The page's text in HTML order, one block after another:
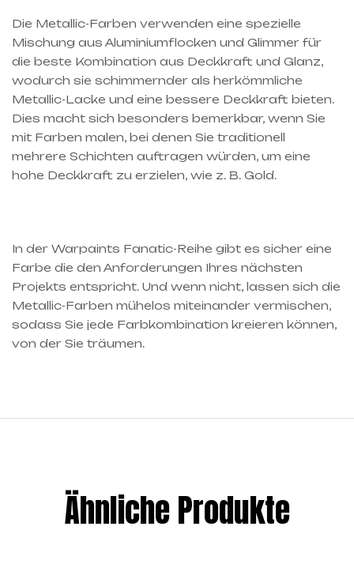
Die Metallic-Farben verwenden eine spezielle
Mischung aus Aluminiumflocken und Glimmer für
die beste Kombination aus Deckkraft und Glanz,
wodurch sie schimmernder als herkömmliche
Metallic-Lacke und eine bessere Deckkraft bieten.
Dies macht sich besonders bemerkbar, wenn Sie
mit Farben malen, bei denen Sie traditionell
mehrere Schichten auftragen würden, um eine
hohe Deckkraft zu erzielen, wie z. B. Gold.
In der Warpaints Fanatic-Reihe gibt es sicher eine
Farbe die den Anforderungen Ihres nächsten
Projekts entspricht. Und wenn nicht, lassen sich die
Metallic-Farben mühelos miteinander vermischen,
sodass Sie jede Farbkombination kreieren können,
von der Sie träumen.
Ähnliche Produkte